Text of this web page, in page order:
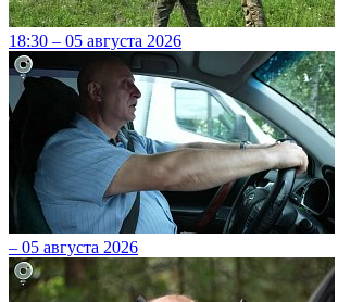
18:30 – 05 августа 2026
– 05 августа 2026